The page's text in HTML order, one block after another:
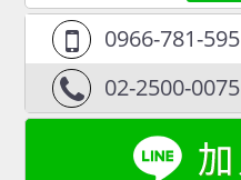
0966-781-595
02-2500-0075